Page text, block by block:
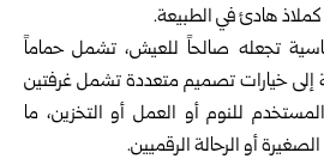
هادئ في الطبيعة.
تجعله صالحاً للعيش، تشمل حماماً
إلى خيارات تصميم متعددة تشمل غرفتين
للنوم أو العمل أو التخزين، ما
أو الرحالة الرقميين.